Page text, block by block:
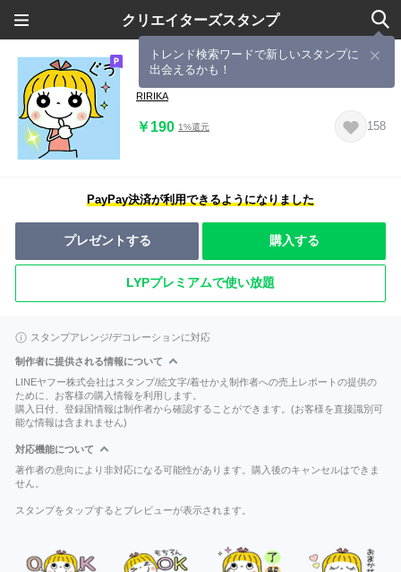
クリエイターズスタンプ
トレンド検索ワードで新しいスタンプに
出会えるかも！
とってもとってもキュート♡
RIRIKA
￥190 1%還元 158
PayPay決済が利用できるようになりました
プレゼントする 購入する
LYPプレミアムで使い放題
スタンプアレンジ/デコレーションに対応
制作者に提供される情報について
LINEヤフー株式会社はスタンプ/絵文字/着せかえ制作者への売上レポートの提供の
ために、お客様の購入情報を利用します。
購入日付、登録国情報は制作者から確認することができます。(お客様を直接識別可
能な情報は含まれません)
対応機能について
著作者の意向により非対応になる可能性があります。購入後のキャンセルはできま
せん。
スタンプをタップするとプレビューが表示されます。